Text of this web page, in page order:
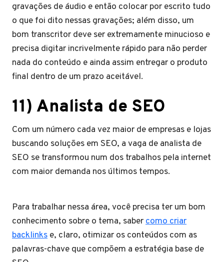
gravações de áudio e então colocar por escrito tudo
o que foi dito nessas gravações; além disso, um
bom transcritor deve ser extremamente minucioso e
precisa digitar incrivelmente rápido para não perder
nada do conteúdo e ainda assim entregar o produto
final dentro de um prazo aceitável.
11) Analista de SEO
Com um número cada vez maior de empresas e lojas
buscando soluções em SEO, a vaga de analista de
SEO se transformou num dos trabalhos pela internet
com maior demanda nos últimos tempos.
Para trabalhar nessa área, você precisa ter um bom
conhecimento sobre o tema, sabercomo criar
backlinks e, claro, otimizar os conteúdos com as
palavras-chave que compõem a estratégia base de